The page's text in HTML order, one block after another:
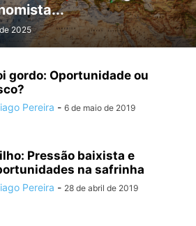
2025
gordo: Oportunidade ou
Pereira - 6 de maio de 2019
Pressão baixista e
na safrinha
Pereira - 28 de abril de 2019